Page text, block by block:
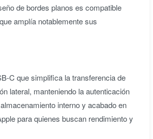
de bordes planos es compatible
amplía notablemente sus
C que simplifica la transferencia de
lateral, manteniendo la autenticación
interno y acabado en
para quienes buscan rendimiento y